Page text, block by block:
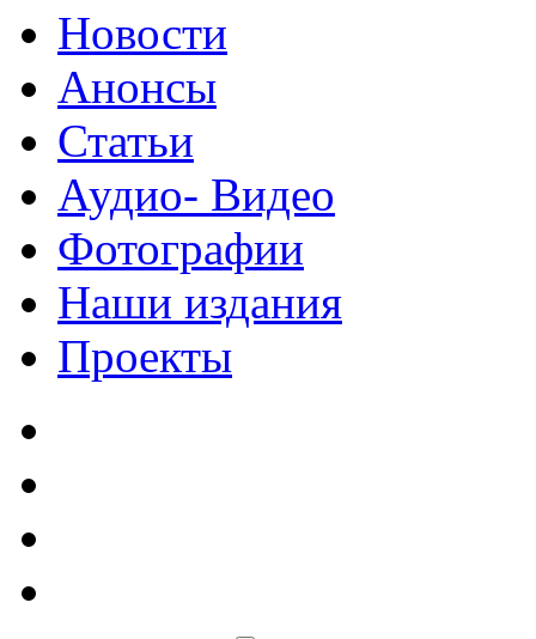
Новости
Анонсы
Статьи
Аудио- Видео
Фотографии
Наши издания
Проекты